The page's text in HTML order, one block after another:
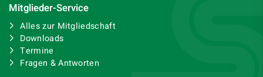
Mitglieder-Service
Alles zur Mitgliedschaft
Downloads
Termine
Fragen & Antworten